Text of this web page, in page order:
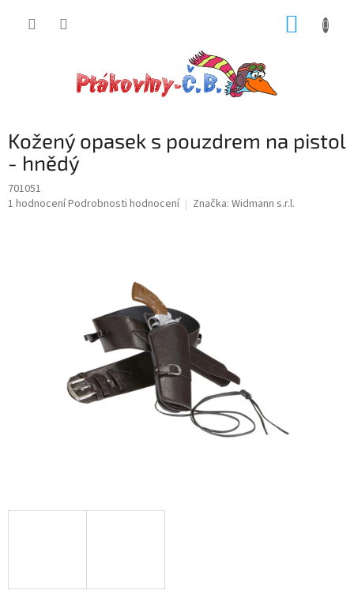
Kožený opasek s pouzdrem na pistol
- hnědý
701051
Průměrné
1 hodnoceníPodrobnosti hodnocení Značka: Widmann s.r.l.